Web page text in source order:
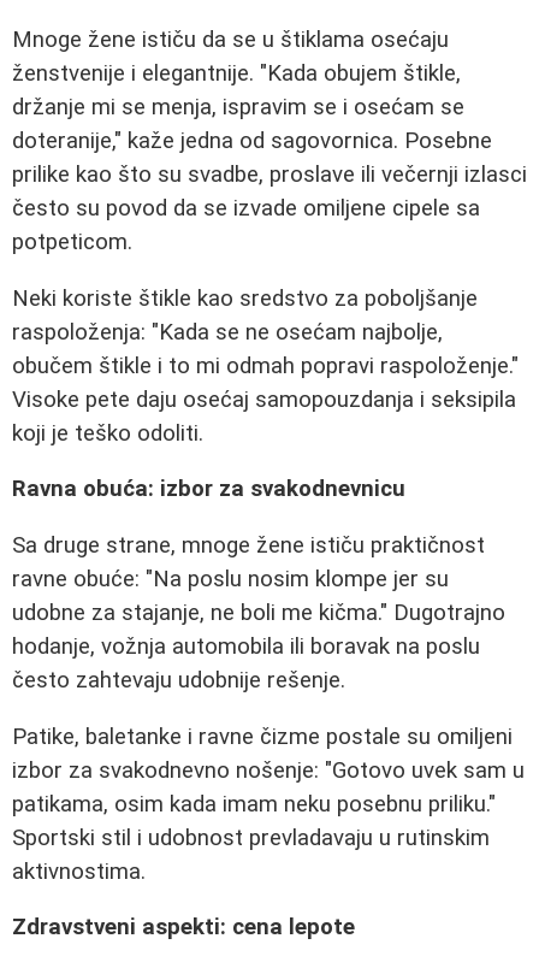
Mnoge žene ističu da se u štiklama osećaju
ženstvenije i elegantnije. "Kada obujem štikle,
držanje mi se menja, ispravim se i osećam se
doteranije," kaže jedna od sagovornica. Posebne
prilike kao što su svadbe, proslave ili večernji izlasci
često su povod da se izvade omiljene cipele sa
potpeticom.
Neki koriste štikle kao sredstvo za poboljšanje
raspoloženja: "Kada se ne osećam najbolje,
obučem štikle i to mi odmah popravi raspoloženje."
Visoke pete daju osećaj samopouzdanja i seksipila
koji je teško odoliti.
Ravna obuća: izbor za svakodnevnicu
Sa druge strane, mnoge žene ističu praktičnost
ravne obuće: "Na poslu nosim klompe jer su
udobne za stajanje, ne boli me kičma." Dugotrajno
hodanje, vožnja automobila ili boravak na poslu
često zahtevaju udobnije rešenje.
Patike, baletanke i ravne čizme postale su omiljeni
izbor za svakodnevno nošenje: "Gotovo uvek sam u
patikama, osim kada imam neku posebnu priliku."
Sportski stil i udobnost prevladavaju u rutinskim
aktivnostima.
Zdravstveni aspekti: cena lepote